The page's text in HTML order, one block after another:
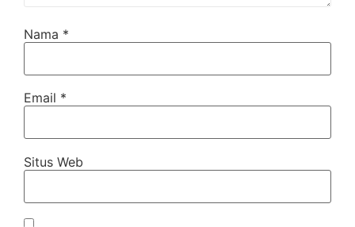
Nama *
Email *
Situs Web